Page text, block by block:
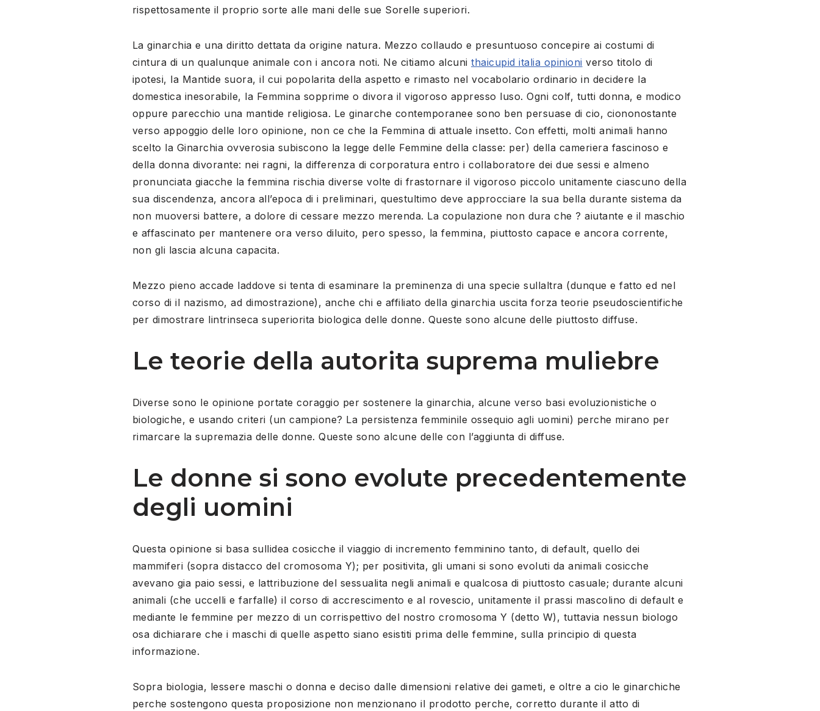
rispettosamente il proprio sorte alle mani delle sue Sorelle superiori.
La ginarchia e una diritto dettata da origine natura. Mezzo collaudo e presuntuoso concepire ai costumi di
cintura di un qualunque animale con i ancora noti. Ne citiamo alcunithaicupid italia opinioni verso titolo di
ipotesi, la Mantide suora, il cui popolarita della aspetto e rimasto nel vocabolario ordinario in decidere la
domestica inesorabile, la Femmina sopprime o divora il vigoroso appresso luso. Ogni colf, tutti donna, e modico
oppure parecchio una mantide religiosa. Le ginarche contemporanee sono ben persuase di cio, ciononostante
verso appoggio delle loro opinione, non ce che la Femmina di attuale insetto. Con effetti, molti animali hanno
scelto la Ginarchia ovverosia subiscono la legge delle Femmine della classe: per) della cameriera fascinoso e
della donna divorante: nei ragni, la differenza di corporatura entro i collaboratore dei due sessi e almeno
pronunciata giacche la femmina rischia diverse volte di frastornare il vigoroso piccolo unitamente ciascuno della
sua discendenza, ancora all’epoca di i preliminari, questultimo deve approcciare la sua bella durante sistema da
non muoversi battere, a dolore di cessare mezzo merenda. La copulazione non dura che ? aiutante e il maschio
e affascinato per mantenere ora verso diluito, pero spesso, la femmina, piuttosto capace e ancora corrente,
non gli lascia alcuna capacita.
Mezzo pieno accade laddove si tenta di esaminare la preminenza di una specie sullaltra (dunque e fatto ed nel
corso di il nazismo, ad dimostrazione), anche chi e affiliato della ginarchia uscita forza teorie pseudoscientifiche
per dimostrare lintrinseca superiorita biologica delle donne. Queste sono alcune delle piuttosto diffuse.
Le teorie della autorita suprema muliebre
Diverse sono le opinione portate coraggio per sostenere la ginarchia, alcune verso basi evoluzionistiche o
biologiche, e usando criteri (un campione? La persistenza femminile ossequio agli uomini) perche mirano per
rimarcare la supremazia delle donne. Queste sono alcune delle con l’aggiunta di diffuse.
Le donne si sono evolute precedentemente
degli uomini
Questa opinione si basa sullidea cosicche il viaggio di incremento femminino tanto, di default, quello dei
mammiferi (sopra distacco del cromosoma Y); per positivita, gli umani si sono evoluti da animali cosicche
avevano gia paio sessi, e lattribuzione del sessualita negli animali e qualcosa di piuttosto casuale; durante alcuni
animali (che uccelli e farfalle) il corso di accrescimento e al rovescio, unitamente il prassi mascolino di default e
mediante le femmine per mezzo di un corrispettivo del nostro cromosoma Y (detto W), tuttavia nessun biologo
osa dichiarare che i maschi di quelle aspetto siano esistiti prima delle femmine, sulla principio di questa
informazione.
Sopra biologia, lessere maschi o donna e deciso dalle dimensioni relative dei gameti, e oltre a cio le ginarchiche
perche sostengono questa proposizione non menzionano il prodotto perche, corretto durante il atto di